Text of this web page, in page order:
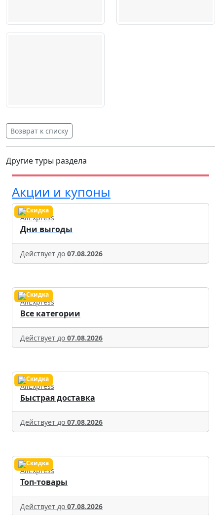
Возврат к списку
Другие туры раздела
Акции и купоны
AliExpress
Дни выгоды
Действует до 07.08.2026
AliExpress
Все категории
Действует до 07.08.2026
AliExpress
Быстрая доставка
Действует до 07.08.2026
AliExpress
Топ-товары
Действует до 07.08.2026